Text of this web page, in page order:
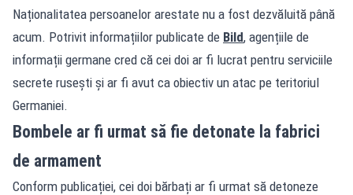
Naționalitatea persoanelor arestate nu a fost dezvăluită până
acum. Potrivit informațiilor publicate de Bild, agențiile de
informații germane cred că cei doi ar fi lucrat pentru serviciile
secrete rusești și ar fi avut ca obiectiv un atac pe teritoriul
Germaniei.
Bombele ar fi urmat să fie detonate la fabrici
de armament
Conform publicației, cei doi bărbați ar fi urmat să detoneze